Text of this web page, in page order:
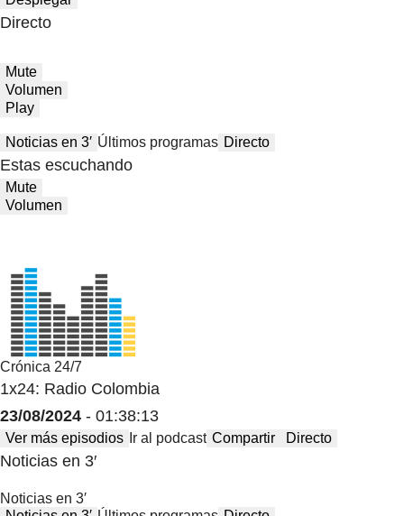
Directo
Mute
Volumen
Play
Noticias en 3′ Últimos programas Directo
Estas escuchando
Mute
Volumen
Crónica 24/7
1x24: Radio Colombia
23/08/2024 - 01:38:13
Ver más episodios Ir al podcast Compartir Directo
Noticias en 3′
Noticias en 3′